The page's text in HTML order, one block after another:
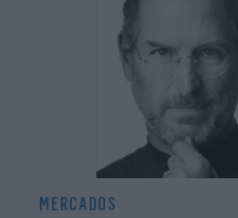
MERCADOS